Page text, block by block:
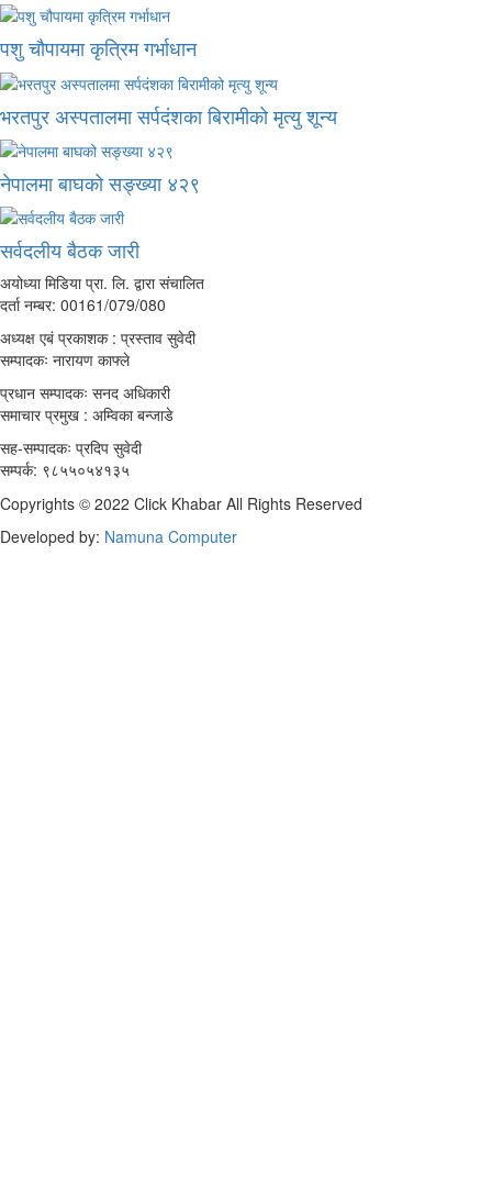
पशु चौपायमा कृत्रिम गर्भाधान
भरतपुर अस्पतालमा सर्पदंशका बिरामीको मृत्यु शून्य
नेपालमा बाघको सङ्ख्या ४२९
सर्वदलीय बैठक जारी
अयोध्या मिडिया प्रा. लि. द्वारा संचालित
दर्ता नम्बर: 00161/079/080
अध्यक्ष एबं प्रकाशक : प्रस्ताव सुवेदी
सम्पादकः नारायण काफ्ले
प्रधान सम्पादकः सनद अधिकारी
समाचार प्रमुख : अम्विका बन्जाडे
सह-सम्पादकः प्रदिप सुवेदी
सम्पर्क: ९८५५०५४१३५
Copyrights © 2022 Click Khabar All Rights Reserved
Developed by: Namuna Computer